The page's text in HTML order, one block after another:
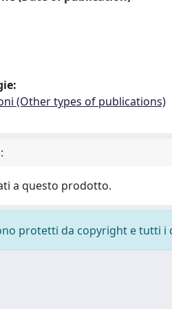
(Other types of publications)
a questo prodotto.
protetti da copyright e tutti